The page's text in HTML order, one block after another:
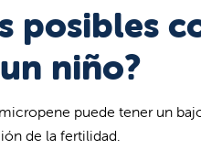
posibles
niño?
puede tener un
de la fertilidad.